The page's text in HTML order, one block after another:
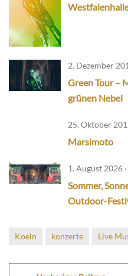
2. Dezember
Green Tour –
grünen Nebel
25. Oktober
Marsimoto
1. August 2026
Sommer,
Outdoor-
Koeln konzerte Live